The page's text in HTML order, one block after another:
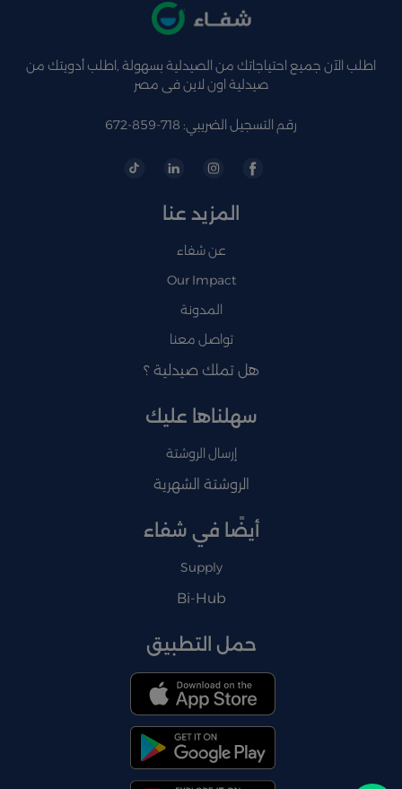
اطلب الآن جميع احتياجاتك من الصيدلية بسهولة ,اطلب أدويتك من
صيدلية اون لاين فى مصر
رقم التسجيل الضريبي: 718-859-672
المزيد عنا
عن شفاء
Our Impact
المدونة
تواصل معنا
هل تملك صيدلية ؟
سهلناها عليك
إرسال الروشتة
الروشتة الشهرية
أيضًا في شفاء
Supply
Bi-Hub
حمل التطبيق